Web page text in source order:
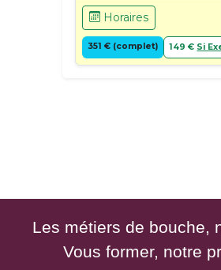
Horaires
351 € (complet) 149 € Si
Les métiers de bouche,
Vous former, notre